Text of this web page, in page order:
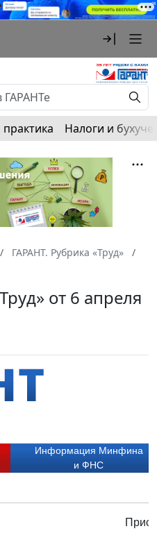
Налоги и
ГАРАНТ. Рубрика «Труд»
от 6 апреля
Информация Минфина
и ФНС